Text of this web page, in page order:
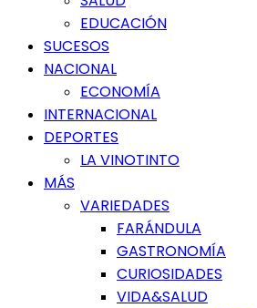
EDUCACIÓN
SUCESOS
NACIONAL
ECONOMÍA
INTERNACIONAL
DEPORTES
LA VINOTINTO
MÁS
VARIEDADES
FARÁNDULA
GASTRONOMÍA
CURIOSIDADES
VIDA&SALUD